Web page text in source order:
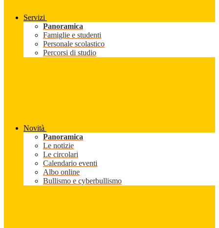
Servizi
Panoramica
Famiglie e studenti
Personale scolastico
Percorsi di studio
Novità
Panoramica
Le notizie
Le circolari
Calendario eventi
Albo online
Bullismo e cyberbullismo